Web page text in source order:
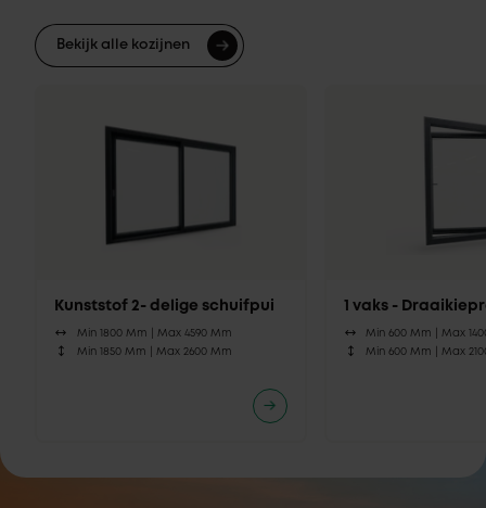
Bekijk alle kozijnen
Kunststof 2- delige schuifpui
Min 1800 Mm | Max 4590 Mm
Min 1850 Mm | Max 2600 Mm
1 vaks -
Min 600 Mm |Max
Min 600 Mm |Max